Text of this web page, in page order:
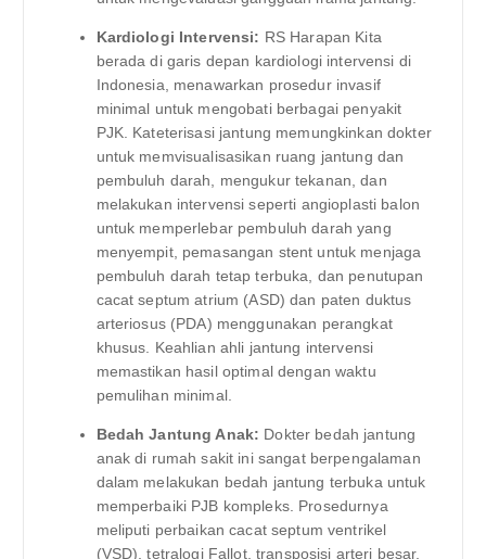
Kardiologi Intervensi: RS Harapan Kita
berada di garis depan kardiologi intervensi di
Indonesia, menawarkan prosedur invasif
minimal untuk mengobati berbagai penyakit
PJK. Kateterisasi jantung memungkinkan dokter
untuk memvisualisasikan ruang jantung dan
pembuluh darah, mengukur tekanan, dan
melakukan intervensi seperti angioplasti balon
untuk memperlebar pembuluh darah yang
menyempit, pemasangan stent untuk menjaga
pembuluh darah tetap terbuka, dan penutupan
cacat septum atrium (ASD) dan paten duktus
arteriosus (PDA) menggunakan perangkat
khusus. Keahlian ahli jantung intervensi
memastikan hasil optimal dengan waktu
pemulihan minimal.
Bedah Jantung Anak: Dokter bedah jantung
anak di rumah sakit ini sangat berpengalaman
dalam melakukan bedah jantung terbuka untuk
memperbaiki PJB kompleks. Prosedurnya
meliputi perbaikan cacat septum ventrikel
(VSD), tetralogi Fallot, transposisi arteri besar,